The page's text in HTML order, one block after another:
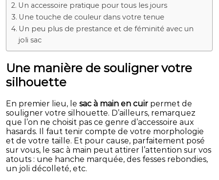
Un accessoire pratique pour tous les jours
Une touche de couleur dans votre tenue
Un peu plus de prestance et de féminité avec un
joli sac
Une manière de souligner votre
silhouette
En premier lieu, lesac à main en cuir permet de
souligner votre silhouette. D’ailleurs, remarquez
que l’on ne choisit pas ce genre d’accessoire aux
hasards. Il faut tenir compte de votre morphologie
et de votre taille. Et pour cause, parfaitement posé
sur vous, le sac à main peut attirer l’attention sur vos
atouts : une hanche marquée, des fesses rebondies,
un joli décolleté, etc.